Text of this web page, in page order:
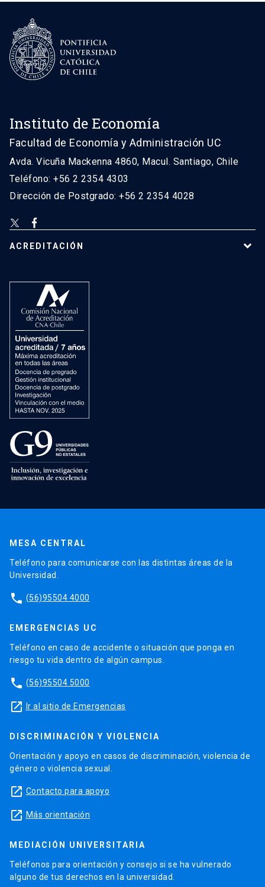
Instituto de Economía
Facultad de Economía y Administración UC
Avda. Vicuña Mackenna 4860, Macul. Santiago, Chile
Teléfono: +56 2 2354 4303
Dirección de Postgrado: +56 2 2354 4028
ACREDITACIÓN
MESA CENTRAL
Teléfono para comunicarse con las distintas áreas de la
Universidad.
phone (56)95504 4000
EMERGENCIAS UC
Teléfono en caso de accidente o situación que ponga en
riesgo tu vida dentro de algún campus.
phone (56)95504 5000
launch Ir al sitio de Emergencias
DISCRIMINACIÓN Y VIOLENCIA
Orientación y apoyo en casos de discriminación, violencia de
género o violencia sexual.
launch Contacto para apoyo
launch Más orientación
MEDIACIÓN UNIVERSITARIA
Teléfonos para orientación y consejo si se ha vulnerado
alguno de tus derechos en la universidad.